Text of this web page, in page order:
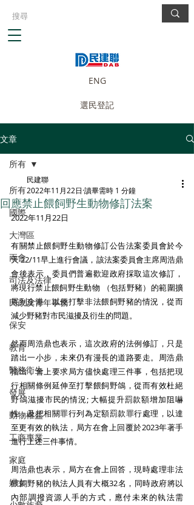
ENG
選民登記
文章
所有
國際
大灣區
兩會
司法及法律
民政及青年事務
保安
教育
醫務衛生
發展
動物權益
工商專業
家庭
婦女
所有
回應禁止餵飼野生動物修訂法案
民建聯
2022年11月22日 讀畢需時 1 分鐘
2022年11月22日
有關禁止餵飼野生動物修訂公告法案委員會於今
天 22/11早上進行會議，該法案委員會主席周浩鼎
會後表示，委員們普遍歡迎政府採取這次修訂，
將現行禁止餵飼野生動物 （包括野豬）的範圍擴
展到全港，以便打擊非法餵飼野豬的情況，從而
減少野豬對市民滋擾及衍生的問題。
然而周浩鼎也表示，這次政府的法例修訂，只是
踏出一小步，未來仍有漫長的道路要走。周浩鼎
指出，會上要求局方儘快處理三件事，包括把現
行相關條例延伸至打擊餵飼野鴿，從而有效杜絕
野鴿滋擾市民的情況; 大幅提升罰款額增加阻嚇
性，及把相關罪行列為定額罰款罪行處理，以達
至更有效的執法，局方在會上回覆於2023年著手
進行上述三件事情。
周浩鼎也表示，局方在會上回答，現時處理非法
餵飼野豬的執法人員有大概32名，同時政府將以
內部調撥資源人手的方式，應付未來的執法需